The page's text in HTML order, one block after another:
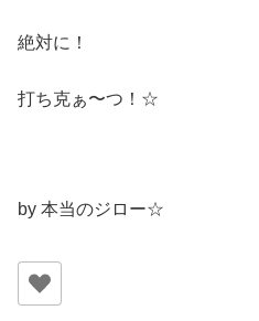
絶対に！
打ち克ぁ〜つ！☆
by 本当のジロー☆